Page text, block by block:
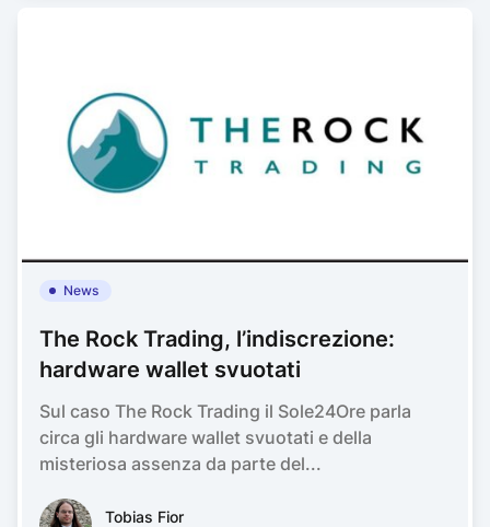
News
The Rock Trading, l’indiscrezione:
hardware wallet svuotati
Sul caso The Rock Trading il Sole24Ore parla
circa gli hardware wallet svuotati e della
misteriosa assenza da parte del...
Tobias FiorTobias Fior
Tobias Fior